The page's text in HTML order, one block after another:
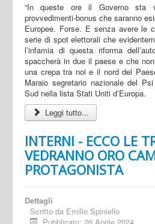
“In queste ore il Governo sta
provvedimenti-bonus che saranno
Europee. Forse. E senza avere le
serie di spot elettorali che
l’infamia di questa riforma
spaccherà in due il paese e che
una crepa tra noi e il nord del
Maraio segretario nazionale del
Sud nella lista Stati Uniti d’Europa.
Leggi tutto...
INTERNI - ECCO LE
VEDRANNO ORO
PROTAGONISTA
Dettagli
Scritto da Emilio Spiniello